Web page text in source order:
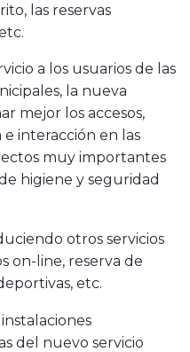
las reservas
a los usuarios de las
la nueva
mejor los accesos,
interacción en las
muy importantes
higiene y seguridad
otros servicios
on-line, reserva de
etc.
del nuevo servicio